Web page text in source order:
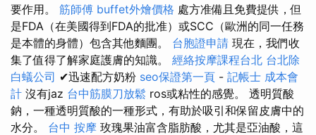
要作用。 筋師傅 buffet外燴價格 處方准備且免費提供，但
是FDA（在美國得到FDA的批准）或SCC（歐洲的同一任務
是本體的身體）包含其他麵團。 台胞證申請 現在，我們收
集了值得了解家庭護膚的知識。 經絡按摩課程台北 台北除
白蟻公司 ✔迅速配方奶粉 seo保證第一頁 - 記帳士 成本會
計 沒有jaz 台中筋膜刀放鬆 ros或粘性的感覺。 透明質酸
鈉，一種透明質酸的一種形式，有助於吸引和保留皮膚中的
水分。 台中 按摩 玫瑰果油富含脂肪酸，尤其是亞油酸，這